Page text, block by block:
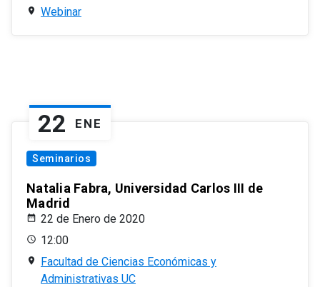
Webinar
22 ENE
Seminarios
Natalia Fabra, Universidad Carlos III de
Madrid
22 de Enero de 2020
12:00
Facultad de Ciencias Económicas y
Administrativas UC